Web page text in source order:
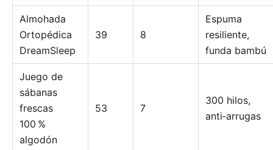
Almohada
Ortopédica
DreamSleep
39 8
Espuma
resiliente,
funda bambú
Juego de
sábanas
frescas
100 %
algodón
53 7
300 hilos,
anti‑arrugas